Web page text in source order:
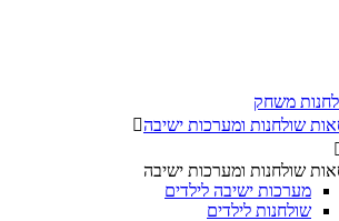
משחק
שולחנות ומערכות ישיבה
שולחנות ומערכות ישיבה
מערכות ישיבה לילדים
שולחנות לילדים